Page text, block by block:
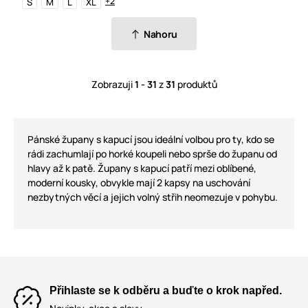
Nahoru
Zobrazuji1 - 31 z31 produktů
Pánské župany s kapucí jsou ideální volbou pro ty, kdo se
rádi zachumlají po horké koupeli nebo sprše do županu od
hlavy až k patě. Župany s kapucí patří mezi oblíbené,
moderní kousky, obvykle mají 2 kapsy na uschování
nezbytných věcí a jejich volný střih neomezuje v pohybu.
Přihlaste se k odběru a buďte o krok napřed.